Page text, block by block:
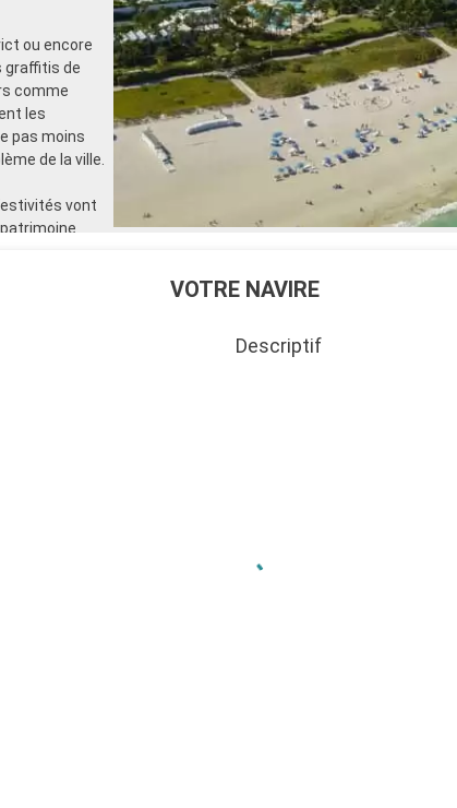
ou encore
graffitis de
comme
les
pas moins
de la ville.
vont
VOTRE NAVIRE
Descriptif